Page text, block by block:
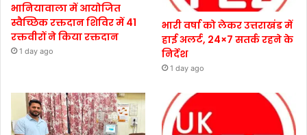
भानियावाला में आयोजित
स्वैच्छिक रक्तदान शिविर में 41
रक्तवीरों ने किया रक्तदान
1 day ago
भारी वर्षा को लेकर उत्तराखंड में
हाई अलर्ट, 24×7 सतर्क रहने के
निर्देश
1 day ago